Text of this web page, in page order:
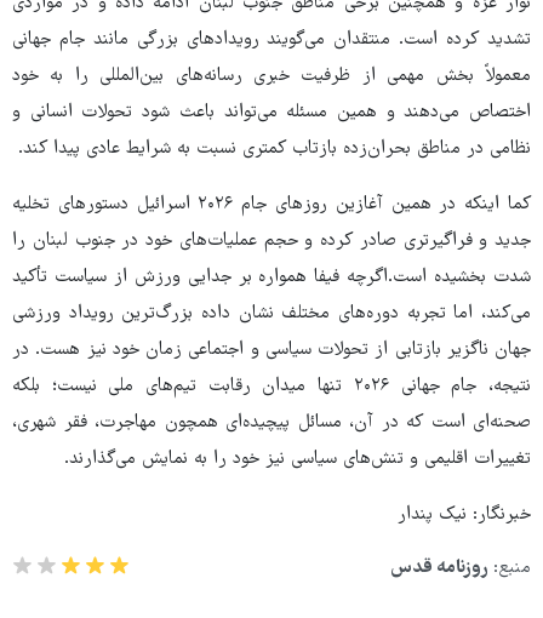
تشدید کرده است. منتقدان می‌گویند رویدادهای بزرگی مانند جام جهانی
معمولاً بخش مهمی از ظرفیت خبری رسانه‌های بین‌المللی را به خود
اختصاص می‌دهند و همین مسئله می‌تواند باعث شود تحولات انسانی و
نظامی در مناطق بحران‌زده بازتاب کمتری نسبت به شرایط عادی پیدا کند.
کما اینکه در همین آغازین روزهای جام ۲۰۲۶ اسرائیل دستورهای تخلیه
جدید و فراگیرتری صادر کرده و حجم عملیات‌های خود در جنوب لبنان را
شدت بخشیده است.اگرچه فیفا همواره بر جدایی ورزش از سیاست تأکید
می‌کند، اما تجربه دوره‌های مختلف نشان داده بزرگ‌ترین رویداد ورزشی
جهان ناگزیر بازتابی از تحولات سیاسی و اجتماعی زمان خود نیز هست. در
نتیجه، جام جهانی ۲۰۲۶ تنها میدان رقابت تیم‌های ملی نیست؛ بلکه
صحنه‌ای است که در آن، مسائل پیچیده‌ای همچون مهاجرت، فقر شهری،
تغییرات اقلیمی و تنش‌های سیاسی نیز خود را به نمایش می‌گذارند.
خبرنگار: نیک پندار
منبع: روزنامه قدس